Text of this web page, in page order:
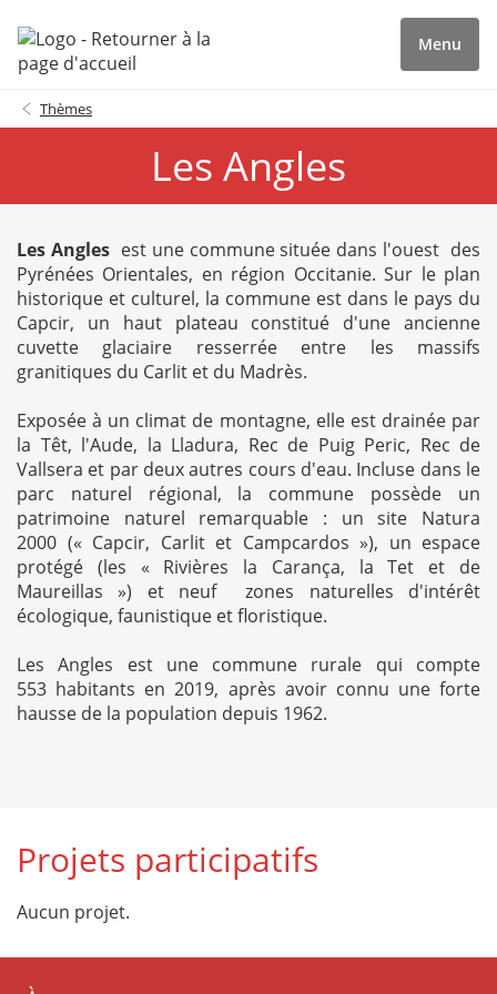
Menu
Thèmes
Les Angles
Les Anglesest une commune située dans l'ouest des
Pyrénées Orientales, en région Occitanie. Sur le plan
historique et culturel, la commune est dans le pays du
Capcir, un haut plateau constitué d'une ancienne
cuvette glaciaire resserrée entre les massifs
granitiques du Carlit et du Madrès.
Exposée à un climat de montagne, elle est drainée par
la Têt, l'Aude, la Lladura, Rec de Puig Peric, Rec de
Vallsera et par deux autres cours d'eau. Incluse dans le
parc naturel régional, la commune possède un
patrimoine naturel remarquable : unsite Natura
2000 (« Capcir, Carlit et Campcardos »), un espace
protégé (les « Rivières la Carança, la Tet et de
Maureillas ») et neuf zones naturelles d'intérêt
écologique, faunistique et floristique.
Les Angles est une commune rurale qui compte
553 habitants en 2019, après avoir connu une forte
hausse de la population depuis 1962.
Projets participatifs
Aucun projet.